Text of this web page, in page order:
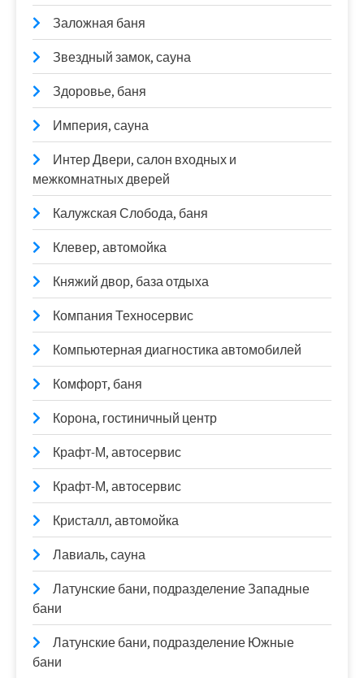
Заложная баня
Звездный замок, сауна
Здоровье, баня
Империя, сауна
Интер Двери, салон входных и
межкомнатных дверей
Калужская Слобода, баня
Клевер, автомойка
Княжий двор, база отдыха
Компания Техносервис
Компьютерная диагностика автомобилей
Комфорт, баня
Корона, гостиничный центр
Крафт-М, автосервис
Крафт-М, автосервис
Кристалл, автомойка
Лавиаль, сауна
Латунские бани, подразделение Западные
бани
Латунские бани, подразделение Южные
бани